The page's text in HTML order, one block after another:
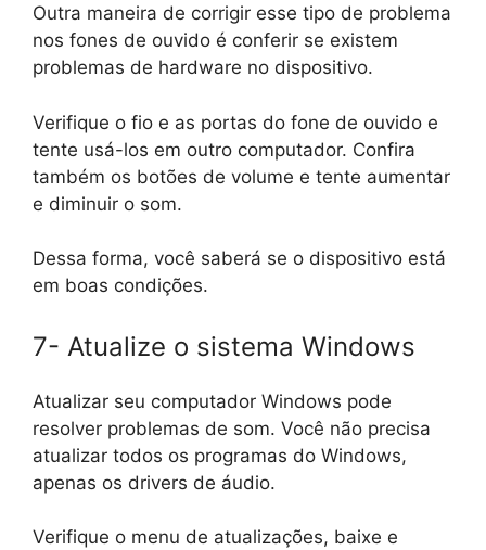
Outra maneira de corrigir esse tipo de problema
nos fones de ouvido é conferir se existem
problemas de hardware no dispositivo.
Verifique o fio e as portas do fone de ouvido e
tente usá-los em outro computador. Confira
também os botões de volume e tente aumentar
e diminuir o som.
Dessa forma, você saberá se o dispositivo está
em boas condições.
7- Atualize o sistema Windows
Atualizar seu computador Windows pode
resolver problemas de som. Você não precisa
atualizar todos os programas do Windows,
apenas os drivers de áudio.
Verifique o menu de atualizações, baixe e